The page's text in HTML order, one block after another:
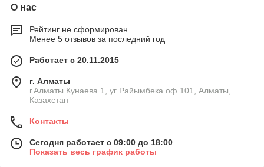
О нас
Рейтинг не сформирован
Менее 5 отзывов за последний год
Работает с 20.11.2015
г. Алматы
г.Алматы Кунаева 1, уг Райымбека оф.101, Алматы,
Казахстан
Контакты
Сегодня работает с 09:00 до 18:00
Показать весь график работы